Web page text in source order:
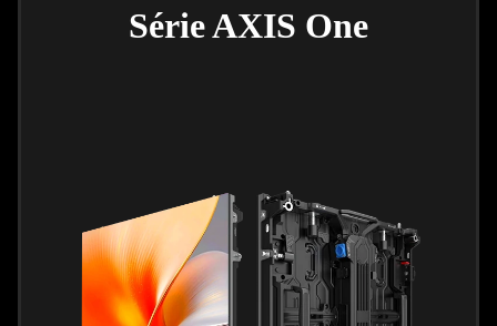
Série AXIS One